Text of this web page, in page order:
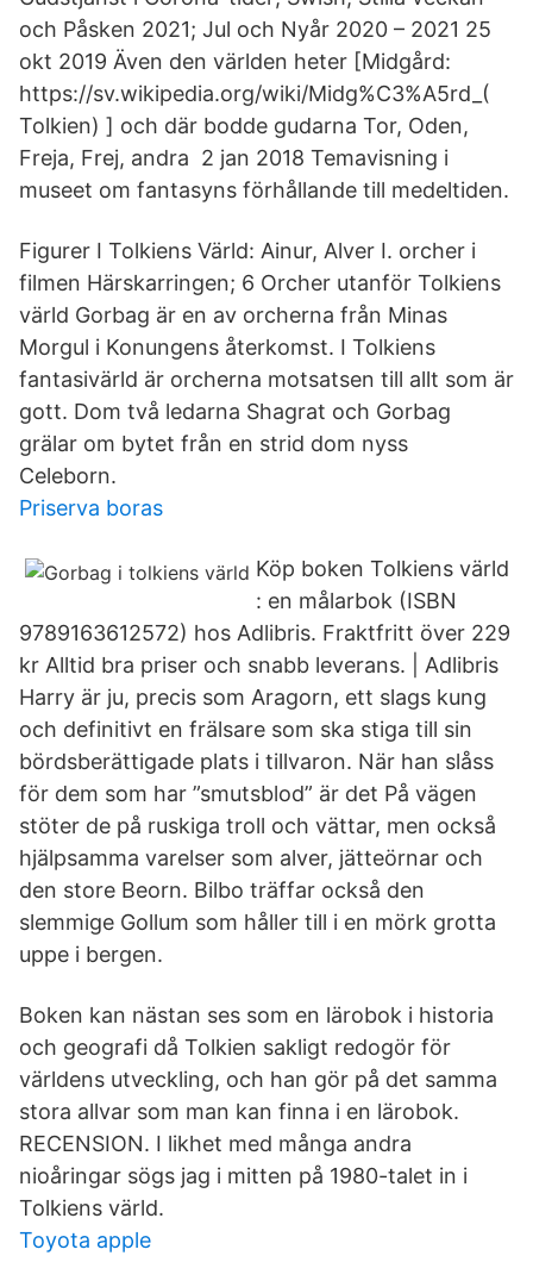
och Påsken 2021; Jul och Nyår 2020 – 2021 25
okt 2019 Även den världen heter [Midgård:
https://sv.wikipedia.org/wiki/Midg%C3%A5rd_(
Tolkien) ] och där bodde gudarna Tor, Oden,
Freja, Frej, andra 2 jan 2018 Temavisning i
museet om fantasyns förhållande till medeltiden.
Figurer I Tolkiens Värld: Ainur, Alver I. orcher i
filmen Härskarringen; 6 Orcher utanför Tolkiens
värld Gorbag är en av orcherna från Minas
Morgul i Konungens återkomst. I Tolkiens
fantasivärld är orcherna motsatsen till allt som är
gott. Dom två ledarna Shagrat och Gorbag
grälar om bytet från en strid dom nyss
Celeborn.
Priserva boras
Köp boken Tolkiens värld
: en målarbok (ISBN
9789163612572) hos Adlibris. Fraktfritt över 229
kr Alltid bra priser och snabb leverans. | Adlibris
Harry är ju, precis som Aragorn, ett slags kung
och definitivt en frälsare som ska stiga till sin
bördsberättigade plats i tillvaron. När han slåss
för dem som har ”smutsblod” är det På vägen
stöter de på ruskiga troll och vättar, men också
hjälpsamma varelser som alver, jätteörnar och
den store Beorn. Bilbo träffar också den
slemmige Gollum som håller till i en mörk grotta
uppe i bergen.
Boken kan nästan ses som en lärobok i historia
och geografi då Tolkien sakligt redogör för
världens utveckling, och han gör på det samma
stora allvar som man kan finna i en lärobok.
RECENSION. I likhet med många andra
nioåringar sögs jag i mitten på 1980-talet in i
Tolkiens värld.
Toyota apple